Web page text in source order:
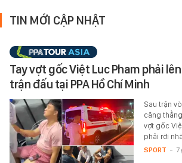
TIN MỚI CẬP NHẬT
Tay vợt gốc Việt Luc Pham phải
trận đấu tại PPA Hồ Chí Minh
Sau trận
căng
vợt gốc
phải rời
SPORT - 7